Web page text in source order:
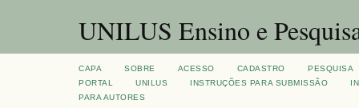
UNILUS Ensino e
CAPA SOBRE ACESSO CADASTRO
PESQUISA
PORTAL
UNILUS INSTRUÇÕES PARA SUBMISSÃO
PARA AUTORES